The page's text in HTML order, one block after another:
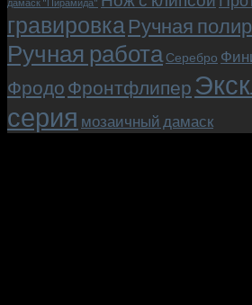
дамаск "Пирамида"
гравировкаРучная
Ручная работа Серебро
Фродо Фронтфлипер
серия мозаичный дамаск